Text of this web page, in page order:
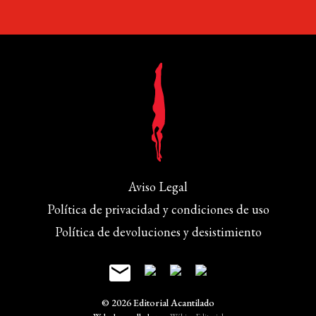
Aviso Legal
Política de privacidad y condiciones de uso
Política de devoluciones y desistimiento
© 2026 Editorial Acantilado